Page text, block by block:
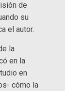
de
su
el autor.
la
en la
en
cómo la